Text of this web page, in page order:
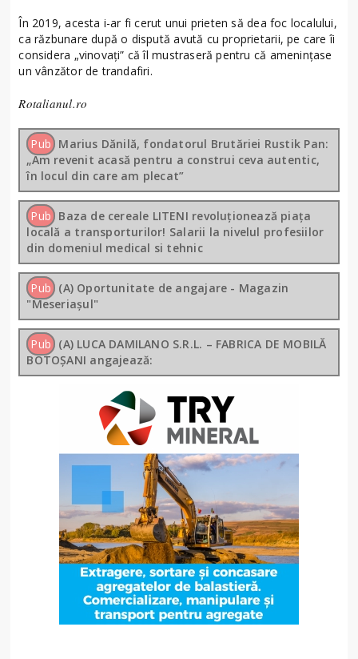
În 2019, acesta i-ar fi cerut unui prieten să dea foc localului,
ca răzbunare după o dispută avută cu proprietarii, pe care îi
considera „vinovați” că îl mustraseră pentru că amenințase
un vânzător de trandafiri.
Rotalianul.ro
Pub Marius Dănilă, fondatorul Brutăriei Rustik Pan:
„Am revenit acasă pentru a construi ceva autentic,
în locul din care am plecat”
Pub Baza de cereale LITENI revoluționează piața
locală a transporturilor! Salarii la nivelul profesiilor
din domeniul medical si tehnic
Pub (A) Oportunitate de angajare - Magazin
"Meseriașul"
Pub (A) LUCA DAMILANO S.R.L. – FABRICA DE MOBILĂ
BOTOȘANI angajează: